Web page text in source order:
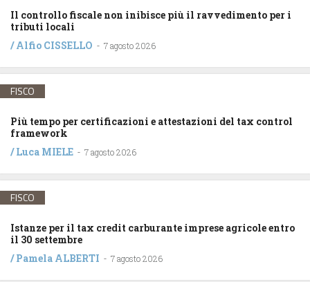
Il controllo fiscale non inibisce più il ravvedimento per i
tributi locali
/Alfio CISSELLO - 7 agosto 2026
FISCO
Più tempo per certificazioni e attestazioni del tax control
framework
/Luca MIELE - 7 agosto 2026
FISCO
Istanze per il tax credit carburante imprese agricole entro
il 30 settembre
/Pamela ALBERTI - 7 agosto 2026